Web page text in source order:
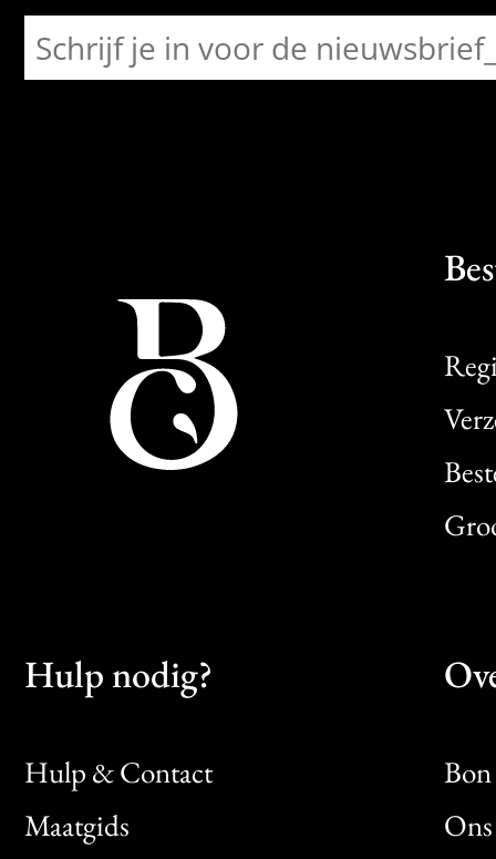
Hulp nodig?
Hulp & Contact
Maatgids